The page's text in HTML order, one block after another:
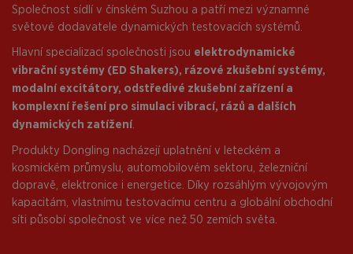
Společnost sídlí v čínském Suzhou a patří mezi významné
světové dodavatele dynamických testovacích systémů.
Hlavní specializací společnosti jsou elektrodynamické
vibrační systémy (ED Shakers), rázové zkušební systémy,
modalní excitátory, odstředivé zkušební zařízení a
komplexní řešení pro simulaci vibrací, rázů a dalších
dynamických zatížení
Produkty Dongling nacházejí uplatnění v leteckém a
kosmickém průmyslu, automobilovém sektoru, železniční
dopravě, elektronice i energetice. Díky rozsáhlým vývojovým
kapacitám, vlastnímu testovacímu centru a globální obchodní
síti působí společnost ve více než 50 zemích světa.